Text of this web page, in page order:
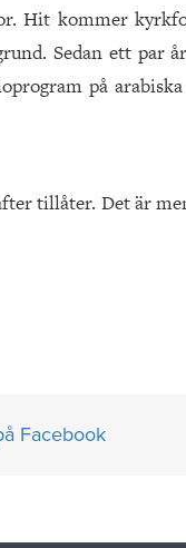
Hit kommer
Sedan ett par
på
tillåter. Det är
Facebook